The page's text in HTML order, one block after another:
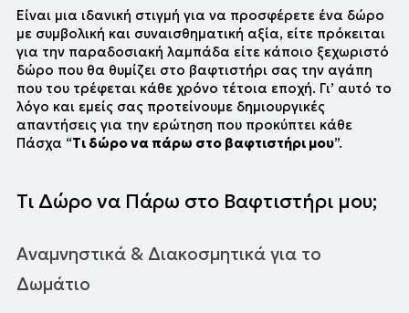
Είναι μια ιδανική στιγμή για να προσφέρετε ένα δώρο
με συμβολική και συναισθηματική αξία, είτε πρόκειται
για την παραδοσιακή λαμπάδα είτε κάποιο ξεχωριστό
δώρο που θα θυμίζει στο βαφτιστήρι σας την αγάπη
που του τρέφεται κάθε χρόνο τέτοια εποχή. Γι’ αυτό το
λόγο και εμείς σας προτείνουμε δημιουργικές
απαντήσεις για την ερώτηση που προκύπτει κάθε
Πάσχα “Τι δώρο να πάρω στο βαφτιστήρι μου”.
Τι Δώρο να Πάρω στο Βαφτιστήρι μου;
Αναμνηστικά & Διακοσμητικά για το
Δωμάτιο